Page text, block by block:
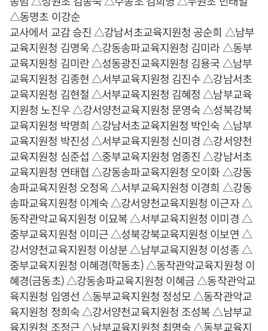
△동명초 이강순
교사에서 교감 승진 △강남서초교육지원청 공순희 △남부
교육지원청 김명욱 △강동송파교육지원청 김미라 △동부
교육지원청 김미란 △성동광진교육지원청 김용국 △남부
교육지원청 김종현 △서부교육지원청 김진수 △강남서초
교육지원청 김현철 △서부교육지원청 김혜정 △남부교육
지원청 노진우 △강서양천교육지원청 문영숙 △성북강북
교육지원청 박명희 △강남서초교육지원청 박인숙 △남부
교육지원청 박진성 △서부교육지원청 신미경 △강서양천
교육지원청 심준섭 △중부교육지원청 엄종진 △강남서초
교육지원청 연태협 △강동송파교육지원청 오이화 △강동
송파교육지원청 오정옥 △서부교육지원청 이경희 △강동
송파교육지원청 이계숙 △강서양천교육지원청 이근자 △
동작관악교육지원청 이묘복 △서부교육지원청 이미경 △
중부교육지원청 이미근 △성북강북교육지원청 이보연 △
강서양천교육지원청 이상분 △남부교육지원청 이성종 △
중부교육지원청 이혜경(학동초) △동작관악교육지원청 이
혜경(금동초) △강동송파교육지원청 이혜금 △동작관악교
육지원청 임영선 △동부교육지원청 정성모 △동작관악교
육지원청 정희숙 △강서양천교육지원청 조성복 △남부교
육지원청 조정근 △남부교육지원청 최명숙 △동부교육지